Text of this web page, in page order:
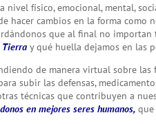
nivel físico, emocional, mental,
hacer cambios en la forma como
que al final no
Tierra y qué huella dejamos en las
de manera virtual sobre
subir las defensas,
técnicas que contribuyen a
en mejores seres humanos,